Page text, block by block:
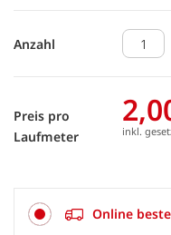
Anzahl
Preis pro
Laufmeter
inkl.
Online